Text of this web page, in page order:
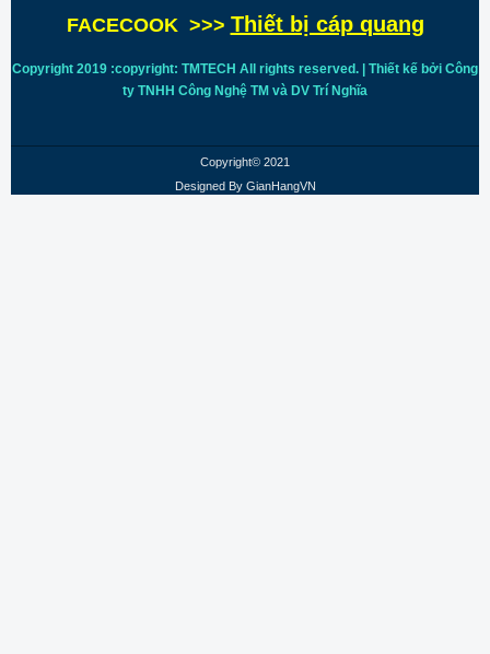
FACECOOK >>> Thiết bị cáp quang
Copyright 2019 :copyright: TMTECH All rights reserved. | Thiết kế bởi Công
ty TNHH Công Nghệ TM và DV Trí Nghĩa
Copyright© 2021
Designed By GianHangVN